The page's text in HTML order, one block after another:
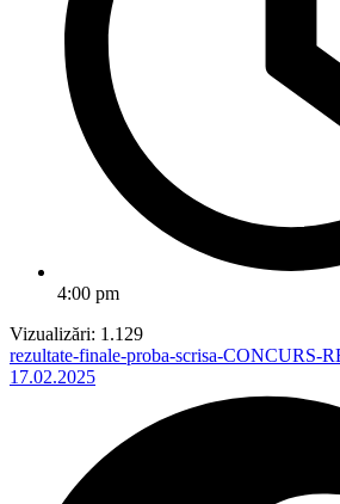
4:00 pm
Vizualizări: 1.129
rezultate-finale-proba-scrisa-CONCURS-
17.02.2025